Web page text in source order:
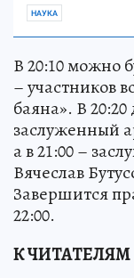
НАУКА
В 20:10 можно
– участников
баяна». В
заслуженный
а в 21:00 –
Вячеслав
Завершится
22:00.
К ЧИТАТЕЛЯМ